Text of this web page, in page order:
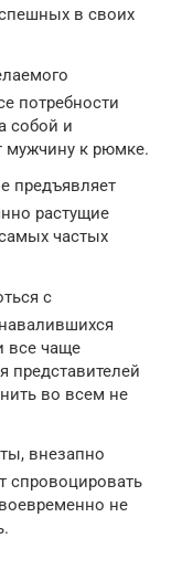
в своих
потребности
собой и
мужчину к рюмке.
предъявляет
растущие
частых
с
все чаще
представителей
во всем не
внезапно
спровоцировать
не